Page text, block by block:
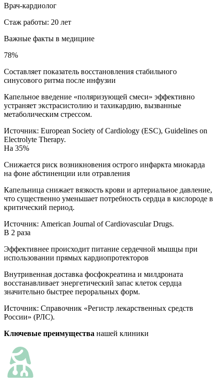
Врач-кардиолог
Стаж работы: 20 лет
Важные факты в медицине
78%
Составляет показатель восстановления стабильного
синусового ритма после инфузии
Капельное введение «поляризующей смеси» эффективно
устраняет экстрасистолию и тахикардию, вызванные
метаболическим стрессом.
Источник: European Society of Cardiology (ESC), Guidelines on
Electrolyte Therapy.
На 35%
Снижается риск возникновения острого инфаркта миокарда
на фоне абстиненции или отравления
Капельница снижает вязкость крови и артериальное давление,
что существенно уменьшает потребность сердца в кислороде в
критический период.
Источник: American Journal of Cardiovascular Drugs.
В 2 раза
Эффективнее происходит питание сердечной мышцы при
использовании прямых кардиопротекторов
Внутривенная доставка фосфокреатина и милдроната
восстанавливает энергетический запас клеток сердца
значительно быстрее пероральных форм.
Источник: Справочник «Регистр лекарственных средств
России» (РЛС).
Ключевые преимущества нашей клиники